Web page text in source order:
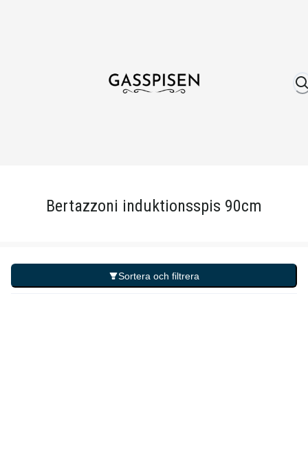
Bertazzoni induktionsspis 90cm
Sortera och filtrera